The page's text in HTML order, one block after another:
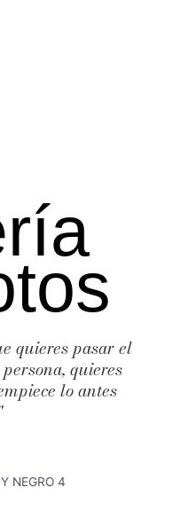
quieres pasar el
quieres
lo antes